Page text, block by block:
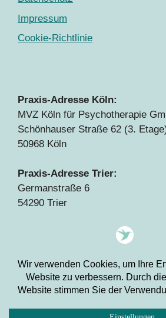
Impressum
Cookie-Richtlinie
Praxis-Adresse Köln:
MVZ Köln für Psychotherapie
Schönhauser Straße 62 (3.
50968 Köln
Praxis-Adresse Trier:
Germanstraße 6
54290 Trier
© 2026 Copyright Claudia
Alle Rechte